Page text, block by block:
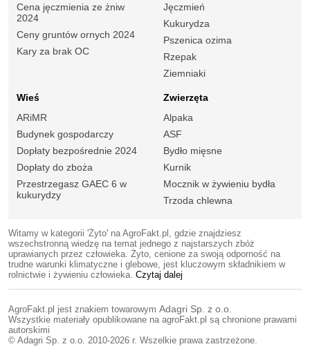
Cena jęczmienia ze żniw
2024
Ceny gruntów ornych 2024
Kary za brak OC
Jęczmień
Kukurydza
Pszenica ozima
Rzepak
Ziemniaki
Wieś
ARiMR
Budynek gospodarczy
Dopłaty bezpośrednie 2024
Dopłaty do zboża
Przestrzegasz GAEC 6 w
kukurydzy
Zwierzęta
Alpaka
ASF
Bydło mięsne
Kurnik
Mocznik w żywieniu bydła
Trzoda chlewna
Witamy w kategorii 'Żyto' na AgroFakt.pl, gdzie znajdziesz
wszechstronną wiedzę na temat jednego z najstarszych zbóż
uprawianych przez człowieka. Żyto, cenione za swoją odporność na
trudne warunki klimatyczne i glebowe, jest kluczowym składnikiem w
rolnictwie i żywieniu człowieka. Czytaj dalej
AgroFakt.pl jest znakiem towarowym Adagri Sp. z o.o.
Wszystkie materiały opublikowane na agroFakt.pl są chronione prawami
autorskimi
© Adagri Sp. z o.o. 2010-2026 r. Wszelkie prawa zastrzeżone.